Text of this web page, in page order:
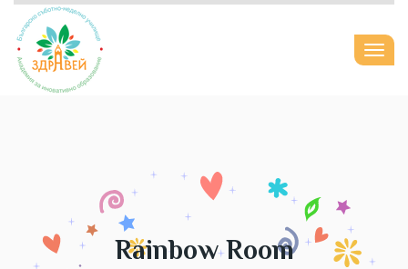
Rainbow Room